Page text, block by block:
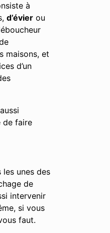
à
d’évier ou
maisons, et
d’un
de faire
unes des
de
intervenir
si vous
faut.